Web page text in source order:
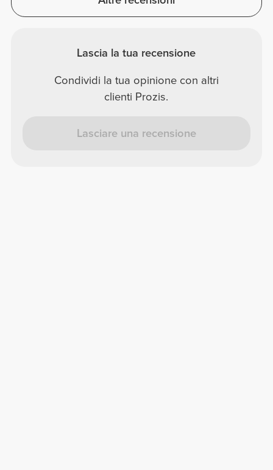
Lascia la tua recensione
Condividi la tua opinione con altri
clienti Prozis.
Lasciare una recensione